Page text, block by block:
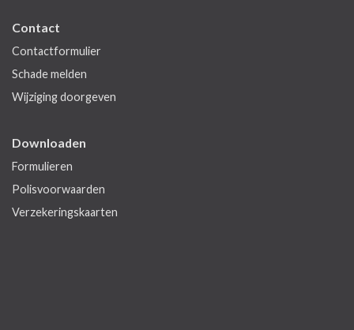
Contact
Contactformulier
Schade melden
Wijziging doorgeven
Downloaden
Formulieren
Polisvoorwaarden
Verzekeringskaarten